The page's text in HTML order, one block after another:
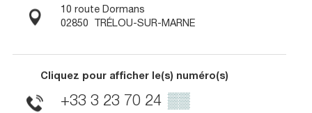
10 route Dormans
02850 TRÉLOU-SUR-MARNE
Cliquez pour afficher le(s) numéro(s)
+33 3 23 70 24 ▒▒